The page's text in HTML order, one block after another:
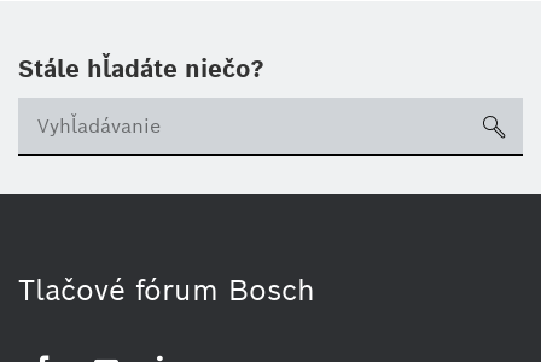
Stále hľadáte niečo?
Tlačové fórum Bosch